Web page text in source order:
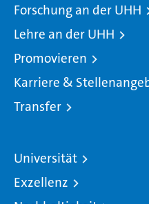
Forschung an der UHH
Lehre an der UHH
Promovieren
Karriere &
Transfer
Universität
Exzellenz